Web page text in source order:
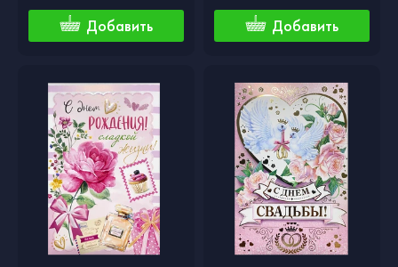
Добавить Добавить